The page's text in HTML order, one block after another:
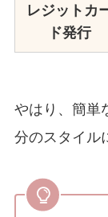
レジットカ
ド発行
やはり、簡単
分のスタイル